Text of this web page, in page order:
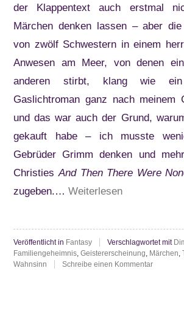
der Klappentext auch erstmal
Märchen denken lassen – aber
von zwölf Schwestern in einem
Anwesen am Meer, von denen
anderen stirbt, klang wie ein
Gaslichtroman ganz nach meinem
und das war auch der Grund,
gekauft habe – ich musste
Gebrüder Grimm denken und
ChristiesAnd Then There Were
zugeben.…Weiterlesen“Erin
Craig:
House
of
Veröffentlicht in Fantasy Verschlagwortet mit
Familiengeheimnis ,Geistererscheinung Märchen ,
Wahnsinn
Schreibe einen Kommentarzu